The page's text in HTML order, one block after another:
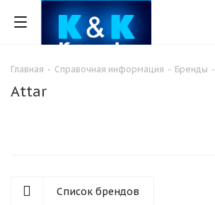
Главная - Справочная информация - Бренды -
Attar
Список брендов